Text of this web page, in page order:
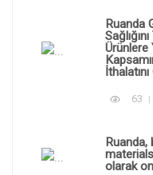
Ruanda
Ürünlere
63
Ruanda,
olarak